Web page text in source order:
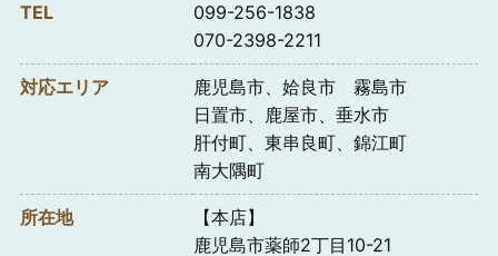
TEL
099-256-1838
070-2398-2211
対応エリア
鹿児島市、姶良市 霧島市
日置市、鹿屋市、垂水市
肝付町、東串良町、錦江町
南大隅町
所在地
【本店】
鹿児島市薬師2丁目10-21